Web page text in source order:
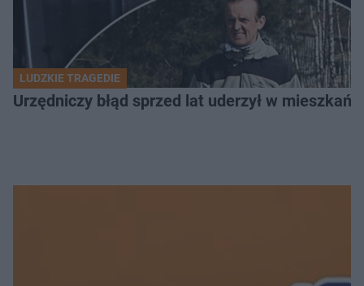
LUDZKIE TRAGEDIE
Urzędniczy błąd sprzed lat uderzył w